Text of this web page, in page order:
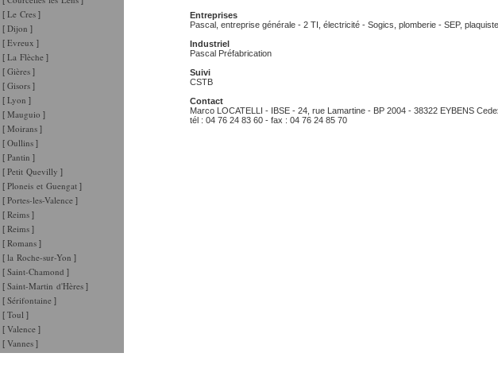
[ Le Cres ]
[ Dijon ]
[ Evreux ]
[ La Flèche ]
[ Gières ]
[ Gisors ]
[ Lyon ]
[ Mauguio ]
[ Moirans ]
[ Oullins ]
[ Pantin ]
[ Petit Quevilly ]
[ Ploneis et Guengat ]
[ Portes-les-Valence ]
[ Reims ]
[ Reims ]
[ Romans ]
[ la Roche-sur-Yon ]
[ Saint-Chamond ]
[ Saint-Martin d'Hères ]
[ Sérifontaine ]
[ Toul ]
[ Valence ]
[ Vannes ]
Entreprises
Pascal, entreprise générale - 2 TI, électricité - Sogics, plomberie - SEP, plaquiste
Industriel
Pascal Préfabrication
Suivi
CSTB
Contact
Marco LOCATELLI - IBSE - 24, rue Lamartine - BP 2004 - 38322 EYBENS
tél : 04 76 24 83 60 - fax : 04 76 24 85 70